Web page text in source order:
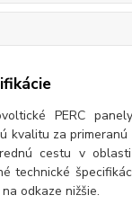
PERC
kvalitu za primeranú
cestu v
technické
odkaze nižšie.